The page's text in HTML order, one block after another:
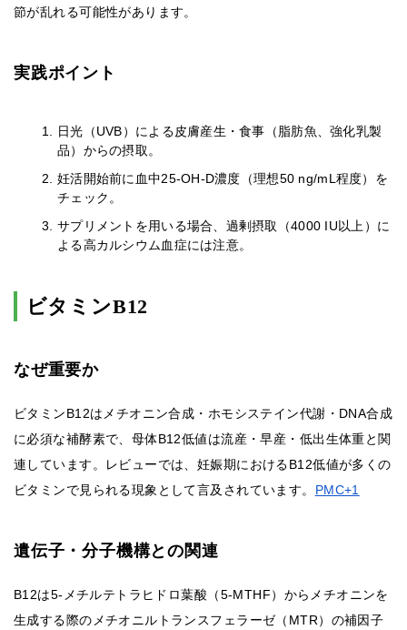
節が乱れる可能性があります。
実践ポイント
日光（UVB）による皮膚産生・食事（脂肪魚、強化乳製
品）からの摂取。
妊活開始前に血中25-OH-D濃度（理想50 ng/mL程度）を
チェック。
サプリメントを用いる場合、過剰摂取（4000 IU以上）に
よる高カルシウム血症には注意。
ビタミンB12
なぜ重要か
ビタミンB12はメチオニン合成・ホモシステイン代謝・DNA合成
に必須な補酵素で、母体B12低値は流産・早産・低出生体重と関
連しています。レビューでは、妊娠期におけるB12低値が多くの
ビタミンで見られる現象として言及されています。 PMC+1
遺伝子・分子機構との関連
B12は5-メチルテトラヒドロ葉酸（5-MTHF）からメチオニンを
生成する際のメチオニルトランスフェラーゼ（MTR）の補因子